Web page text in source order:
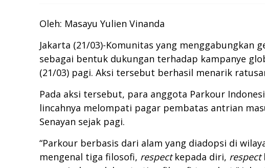
Oleh: Masayu Yulien Vinanda
Jakarta (21/03)-Komunitas yang menggabungkan
sebagai bentuk dukungan terhadap kampanye
(21/03) pagi. Aksi tersebut berhasil menarik
Pada aksi tersebut, para anggota Parkour
lincahnya melompati pagar pembatas antrian
Senayan sejak pagi.
“Parkour berbasis dari alam yang diadopsi di
mengenal tiga filosofi, respectkepada diri, respect